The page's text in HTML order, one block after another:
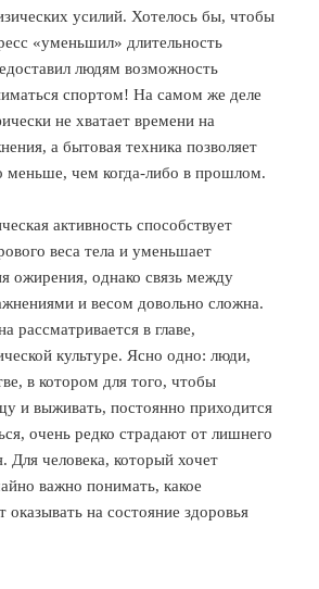
усилий. Хотелось бы, чтобы
«уменьшил» длительность
людям возможность
спортом! На самом же деле
не хватает времени на
а бытовая техника позволяет
меньше, чем когда-либо в прошлом.
активность способствует
веса тела и уменьшает
ожирения, однако связь между
и весом довольно сложна.
рассматривается в главе,
культуре. Ясно одно: люди,
в котором для того, чтобы
и выживать, постоянно приходится
очень редко страдают от лишнего
Для человека, который хочет
важно понимать, какое
оказывать на состояние здоровья